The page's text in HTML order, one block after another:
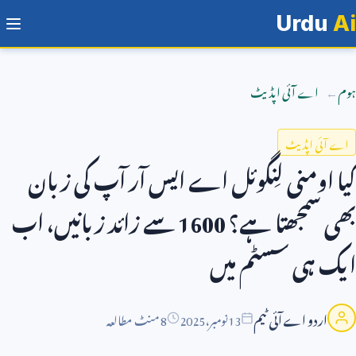
Urdu Ai
ہوم اے آئی اپڈیٹ
اے آئی اپڈیٹ
کیا اومنی لِنگوئل اے ایس آر آپ کی زبان
بھی سمجھتا ہے؟1600سے زائد زبانیں، اب
ایک ہی سسٹم میں
اردو اے آئی ٹیم 13نومبر،2025 8 منٹ مطالعہ